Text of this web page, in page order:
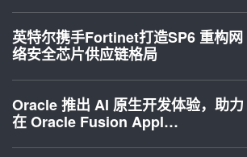
英特尔携手Fortinet打造SP6 重构网
络安全芯片供应链格局
Oracle 推出 AI 原生开发体验，助力
在 Oracle Fusion Appl…